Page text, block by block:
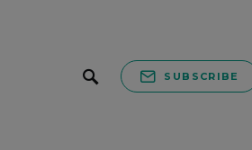
SUBSCRIBE